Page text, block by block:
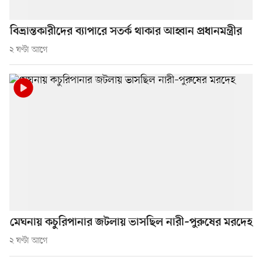
বিভ্রান্তকারীদের ব্যাপারে সতর্ক থাকার আহ্বান প্রধানমন্ত্রীর
২ ঘণ্টা আগে
মেঘনায় কচুরিপানার জটলায় ভাসছিল নারী–পুরুষের মরদেহ
২ ঘণ্টা আগে